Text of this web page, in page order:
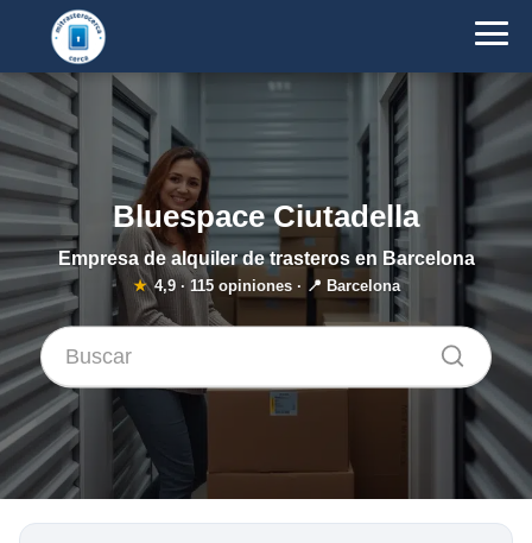
Bluespace Ciutadella
Empresa de alquiler de trasteros en Barcelona
★ 4,9· 115opiniones · 📍 Barcelona